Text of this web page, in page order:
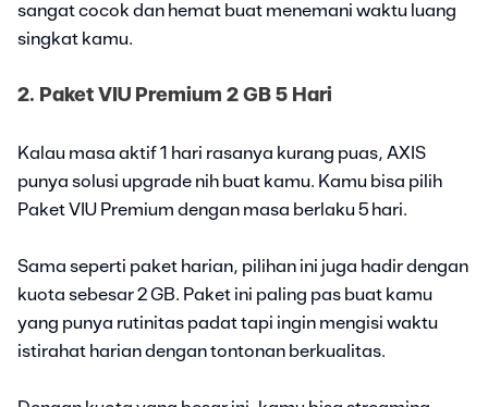
sangat cocok dan hemat buat menemani waktu luang
singkat kamu.
2. Paket VIU Premium 2 GB 5 Hari
Kalau masa aktif 1 hari rasanya kurang puas, AXIS
punya solusi upgrade nih buat kamu. Kamu bisa pilih
Paket VIU Premium dengan masa berlaku 5 hari.
Sama seperti paket harian, pilihan ini juga hadir dengan
kuota sebesar 2 GB. Paket ini paling pas buat kamu
yang punya rutinitas padat tapi ingin mengisi waktu
istirahat harian dengan tontonan berkualitas.